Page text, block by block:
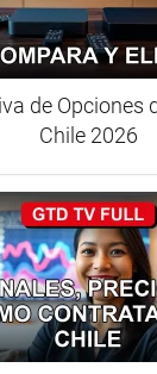
de Opciones
Chile 2026